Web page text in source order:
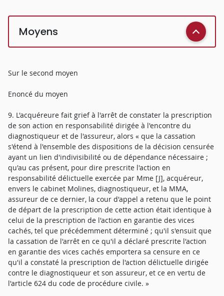
Moyens
Sur le second moyen
Enoncé du moyen
9. L'acquéreure fait grief à l'arrêt de constater la prescription
de son action en responsabilité dirigée à l'encontre du
diagnostiqueur et de l'assureur, alors « que la cassation
s'étend à l'ensemble des dispositions de la décision censurée
ayant un lien d'indivisibilité ou de dépendance nécessaire ;
qu'au cas présent, pour dire prescrite l'action en
responsabilité délictuelle exercée par Mme [J], acquéreur,
envers le cabinet Molines, diagnostiqueur, et la MMA,
assureur de ce dernier, la cour d'appel a retenu que le point
de départ de la prescription de cette action était identique à
celui de la prescription de l'action en garantie des vices
cachés, tel que précédemment déterminé ; qu'il s'ensuit que
la cassation de l'arrêt en ce qu'il a déclaré prescrite l'action
en garantie des vices cachés emportera sa censure en ce
qu'il a constaté la prescription de l'action délictuelle dirigée
contre le diagnostiqueur et son assureur, et ce en vertu de
l'article 624 du code de procédure civile. »